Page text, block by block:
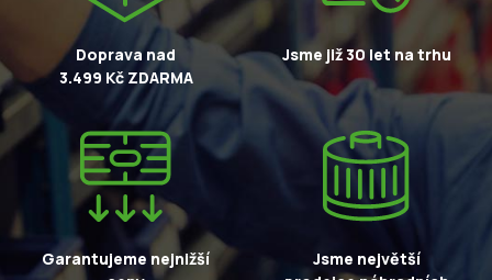
Doprava nad
3.499 Kč ZDARMA
Jsme již 30 let na trhu
Garantujeme nejnižší
Jsme největší